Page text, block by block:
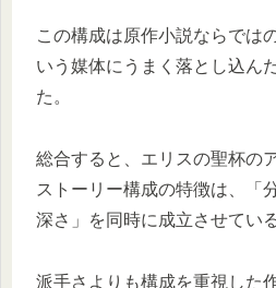
この構成は原作小説ならでは
いう媒体にうまく落とし込ん
た。
総合すると、エリスの聖杯の
ストーリー構成の特徴は、「
深さ」を同時に成立させてい
派手さよりも構成を重視した